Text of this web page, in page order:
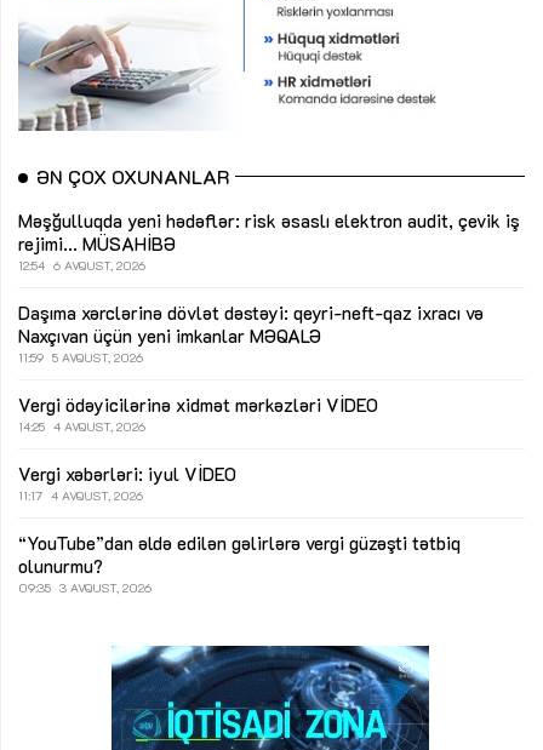
ƏN ÇOX OXUNANLAR
Məşğulluqda yeni hədəflər: risk əsaslı elektron audit, çevik iş
rejimi... MÜSAHİBƏ
12:54 6 AVQUST, 2026
Daşıma xərclərinə dövlət dəstəyi: qeyri-neft-qaz ixracı və
Naxçıvan üçün yeni imkanlar MƏQALƏ
11:59 5 AVQUST, 2026
Vergi ödəyicilərinə xidmət mərkəzləri VİDEO
14:25 4 AVQUST, 2026
Vergi xəbərləri: iyul VİDEO
11:17 4 AVQUST, 2026
“YouTube”dan əldə edilən gəlirlərə vergi güzəşti tətbiq
olunurmu?
09:35 3 AVQUST, 2026